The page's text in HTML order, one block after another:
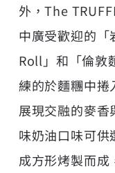
外，The
中廣受歡迎的
Roll」和「倫敦
練的於麵糰中捲
展現交融的麥
味奶油口味可
成方形烤製而